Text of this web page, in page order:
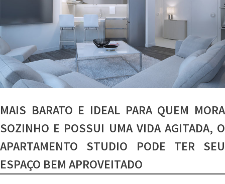
MAIS BARATO E IDEAL PARA QUEM MORA
SOZINHO E POSSUI UMA VIDA AGITADA, O
APARTAMENTO STUDIO PODE TER SEU
ESPAÇO BEM APROVEITADO